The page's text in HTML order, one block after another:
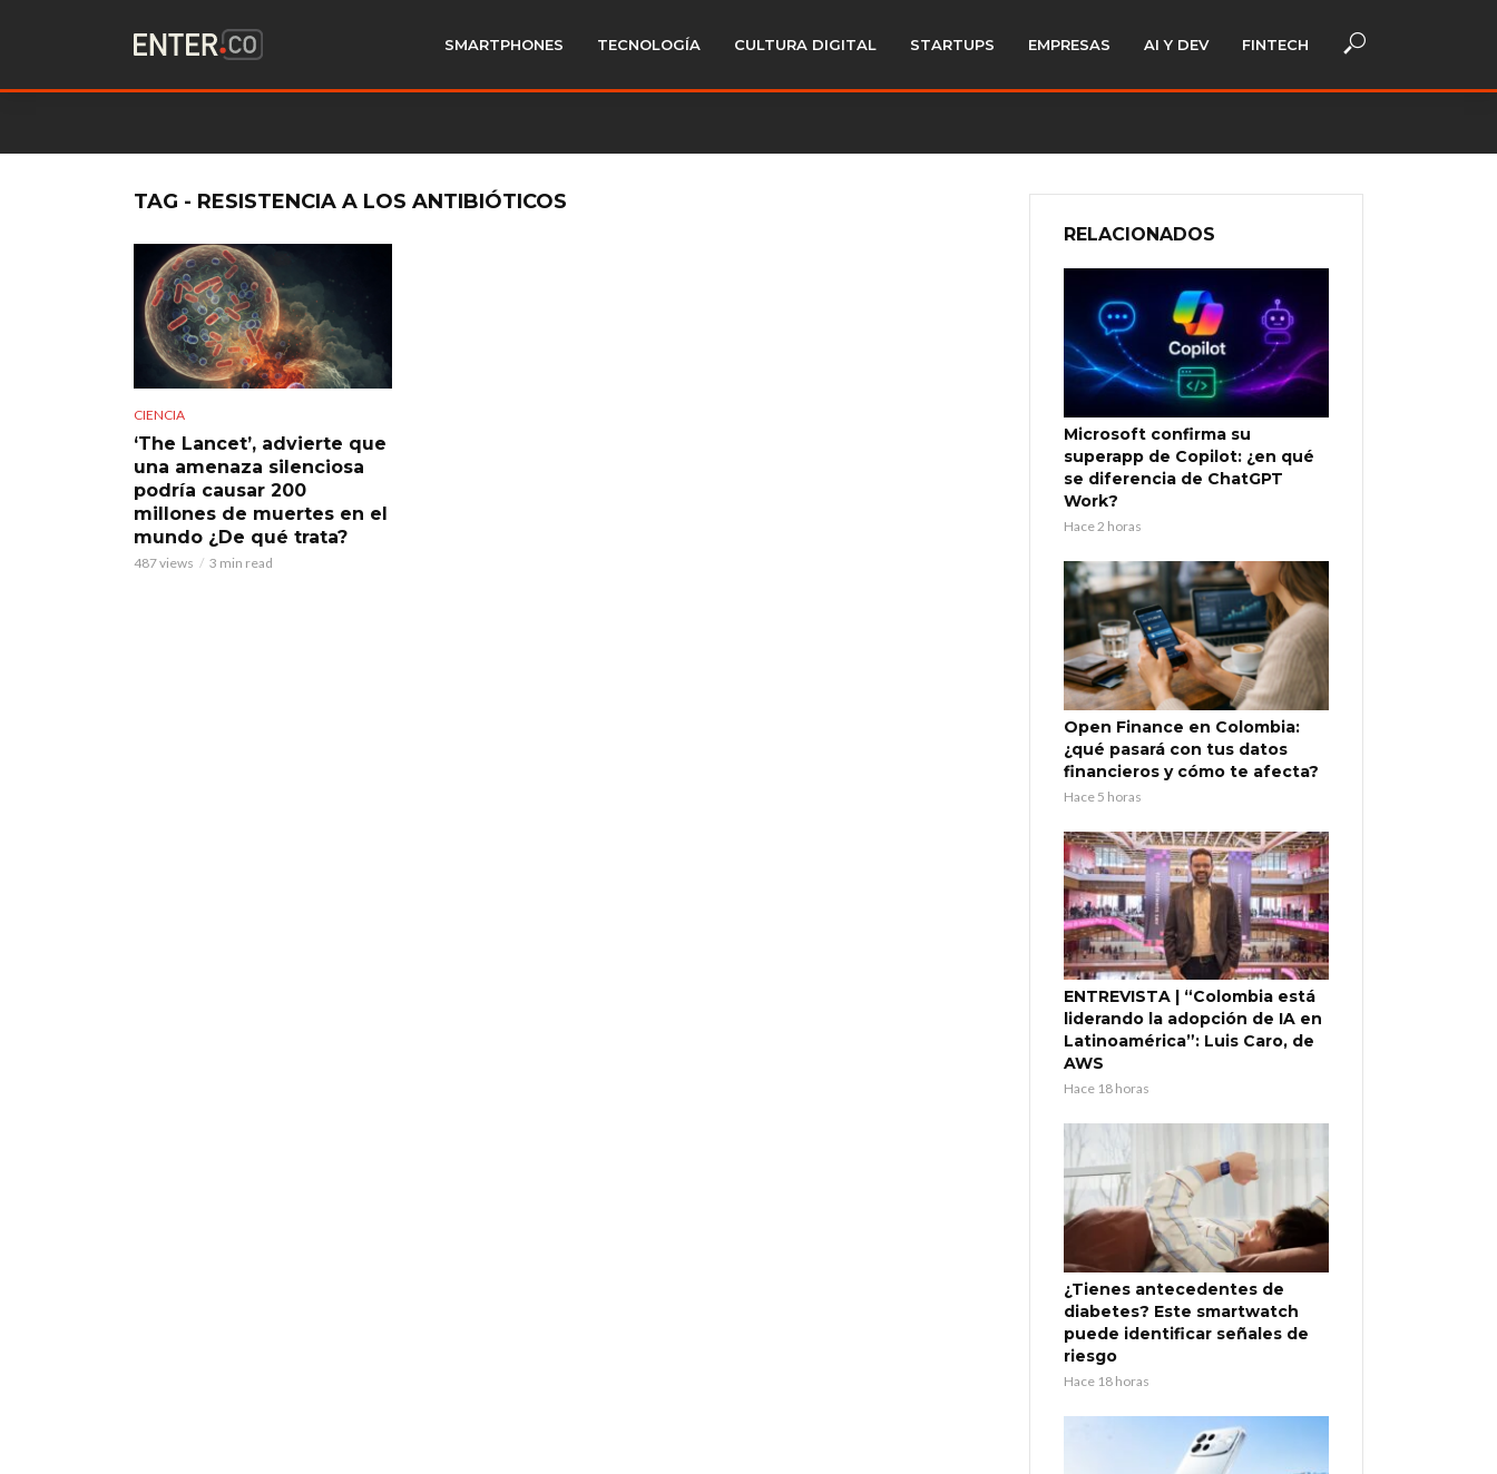
SMARTPHONES TECNOLOGÍA CULTURA DIGITAL STARTUPS EMPRESAS AI Y DEV FINTECH
TAG - RESISTENCIA A LOS ANTIBIÓTICOS
CIENCIA
‘The Lancet’, advierte que
una amenaza silenciosa
podría causar 200
millones de muertes en el
mundo ¿De qué trata?
487 views 3 min read
RELACIONADOS
Microsoft confirma su
superapp de Copilot: ¿en qué
se diferencia de ChatGPT
Work?
Hace 2 horas
Open Finance en Colombia:
¿qué pasará con tus datos
financieros y cómo te afecta?
Hace 5 horas
ENTREVISTA | “Colombia está
liderando la adopción de IA en
Latinoamérica”: Luis Caro, de
AWS
Hace 18 horas
¿Tienes antecedentes de
diabetes? Este smartwatch
puede identificar señales de
riesgo
Hace 18 horas